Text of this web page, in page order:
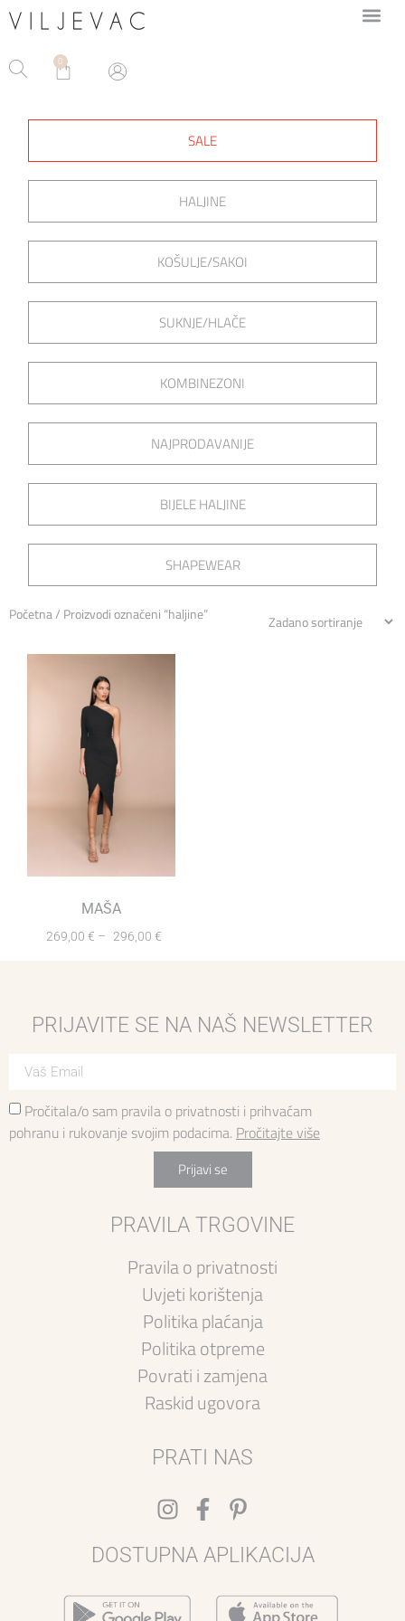
0
SALE
HALJINE
KOŠULJE/SAKOI
SUKNJE/HLAČE
KOMBINEZONI
NAJPRODAVANIJE
BIJELE HALJINE
SHAPEWEAR
Početna/ Proizvodi označeni “haljine”
MAŠA
269,00 € – 296,00 €
PRIJAVITE SE NA NAŠ NEWSLETTER
Pročitala/o sam pravila o privatnosti i prihvaćam
pohranu i rukovanje svojim podacima. Pročitajte više
Prijavi se
PRAVILA TRGOVINE
Pravila o privatnosti
Uvjeti korištenja
Politika plaćanja
Politika otpreme
Povrati i zamjena
Raskid ugovora
PRATI NAS
DOSTUPNA APLIKACIJA